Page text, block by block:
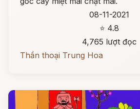
08-11-2021
⭐ 4.8
4,765 lượt đọc
Thần thoại Trung Hoa